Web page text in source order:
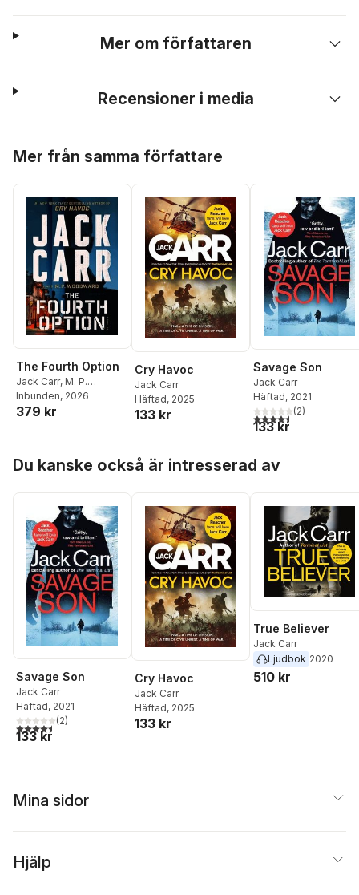
Mer om författaren
Recensioner i media
Mer från samma författare
The Fourth Option
Jack Carr, M. P.
Woodward
Inbunden, 2026
379 kr
Cry Havoc
Jack Carr
Häftad, 2025
133 kr
Savage Son
Jack Carr
Häftad, 2021
4,5utav 5 stjärnor.
(2)
133 kr
Du kanske också är intresserad av
Savage Son
Jack Carr
Häftad, 2021
4,5utav 5 stjärnor. Totalt antal röster:
(2)
133 kr
Cry Havoc
Jack Carr
Häftad, 2025
133 kr
True Believer
Jack Carr
Ljudbok 2020
510 kr
Mina sidor
Hjälp